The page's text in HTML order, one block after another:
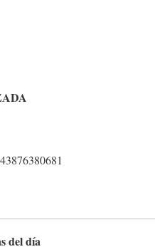
del día